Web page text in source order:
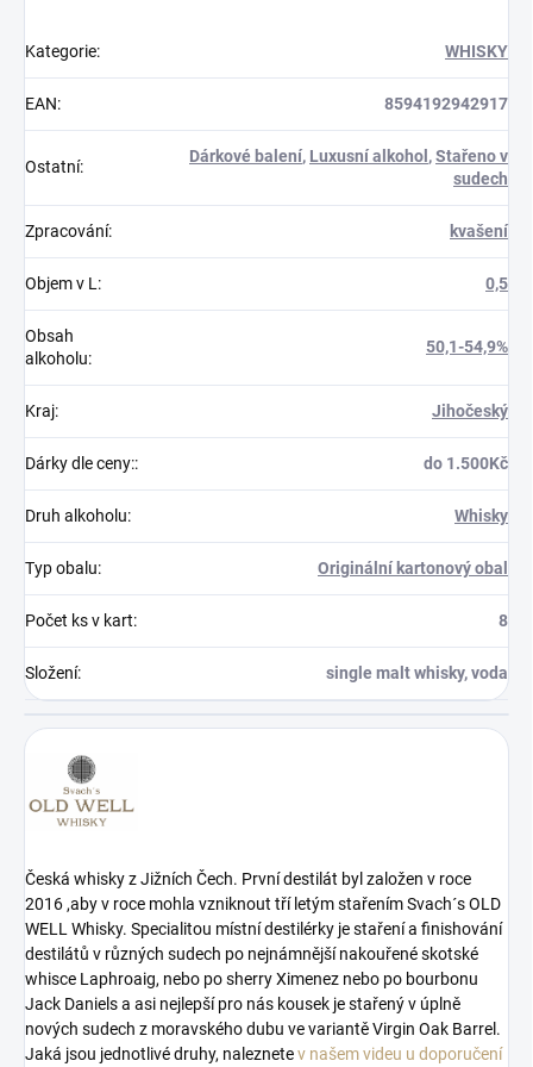
Kategorie: WHISKY
EAN: 8594192942917
Ostatní:
Dárkové balení, Luxusní alkohol ,Stařeno v
sudech
Zpracování: kvašení
Objem v L : 0,5
Obsah
alkoholu:
50,1-54,9%
Kraj: Jihočeský
Dárky dle ceny:: do 1.500Kč
Druh alkoholu: Whisky
Typ obalu: Originální kartonový obal
Počet ks v kart: 8
Složení: single malt whisky, voda
Česká whisky z Jižních Čech. První destilát byl založen v roce
2016 ,aby v roce mohla vzniknout tří letým stařením Svach´s OLD
WELL Whisky. Specialitou místní destilérky je staření a finishování
destilátů v různých sudech po nejnámnější nakouřené skotské
whisce Laphroaig, nebo po sherry Ximenez nebo po bourbonu
Jack Daniels a asi nejlepší pro nás kousek je stařený v úplně
nových sudech z moravského dubu ve variantě Virgin Oak Barrel.
Jaká jsou jednotlivé druhy, naleznetev našem videu u doporučení